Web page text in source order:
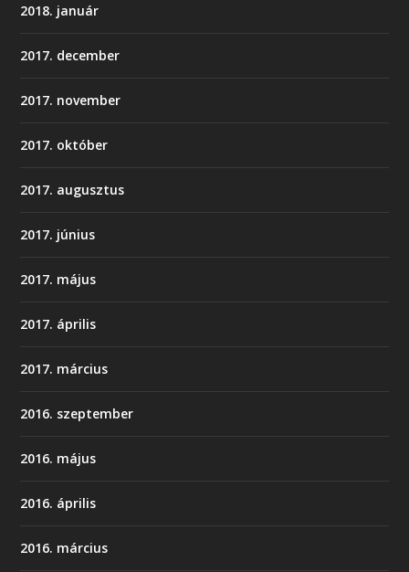
2018. január
2017. december
2017. november
2017. október
2017. augusztus
2017. június
2017. május
2017. április
2017. március
2016. szeptember
2016. május
2016. április
2016. március